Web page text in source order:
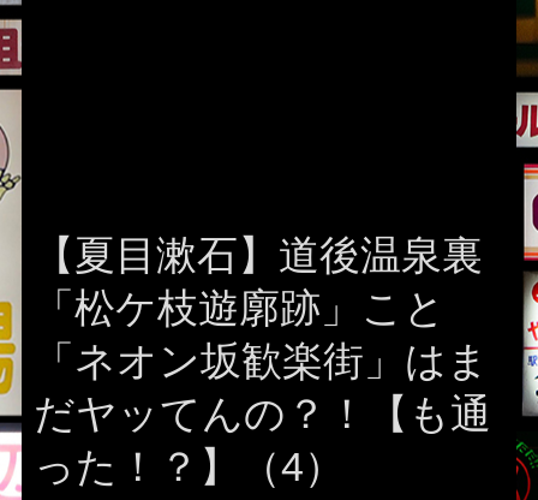
【夏目漱石】道後温泉裏
「松ケ枝遊廓跡」こと
「ネオン坂歓楽街」はま
だヤッてんの？！【も通
った！？】（4）